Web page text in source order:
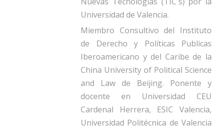
Universidad de Valencia.
Miembro Consultivo del Instituto
de Derecho y Políticas Publicas
Iberoamericano y del Caribe de la
China University of Political Science
and Law de Beijing. Ponente y
docente en Universidad CEU
Cardenal Herrera, ESIC Valencia,
Universidad Politécnica de Valencia